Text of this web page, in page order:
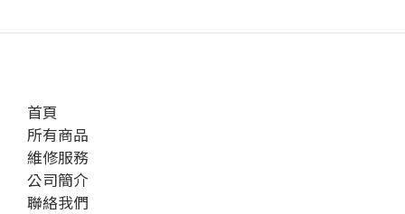
首頁
所有商品
維修服務
公司簡介
聯絡我們